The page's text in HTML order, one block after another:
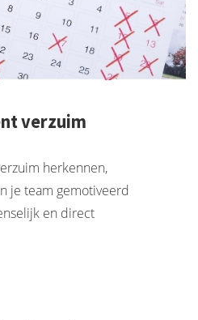
verzuim
herkennen,
je team gemotiveerd
en direct